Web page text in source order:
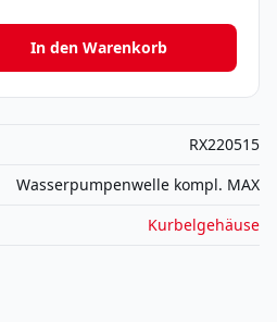
In den Warenkorb
RX220515
Wasserpumpenwelle kompl. MAX
Kurbelgehäuse